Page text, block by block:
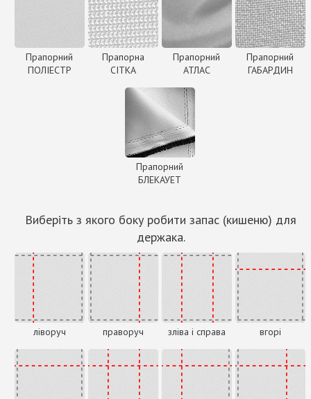
Прапорний
ПОЛІЕСТР
Прапорна
СІТКА
Прапорний
АТЛАС
Прапорний
ГАБАРДИН
Прапорний
БЛЕКАУЕТ
Виберіть з якого боку робити запас (кишеню) для
держака.
ліворуч праворуч зліва і справа вгорі